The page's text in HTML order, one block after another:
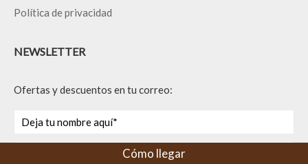
Política de privacidad
NEWSLETTER
Ofertas y descuentos en tu correo:
Cómo llegar